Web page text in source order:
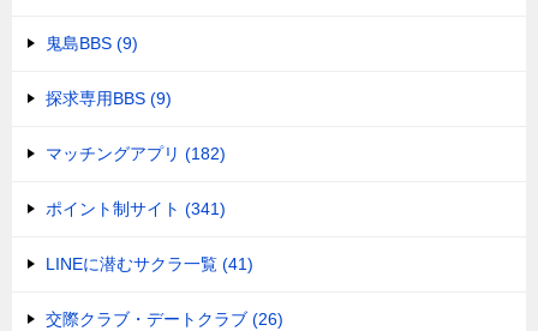
鬼島BBS (9)
探求専用BBS (9)
マッチングアプリ (182)
ポイント制サイト (341)
LINEに潜むサクラ一覧 (41)
交際クラブ・デートクラブ (26)